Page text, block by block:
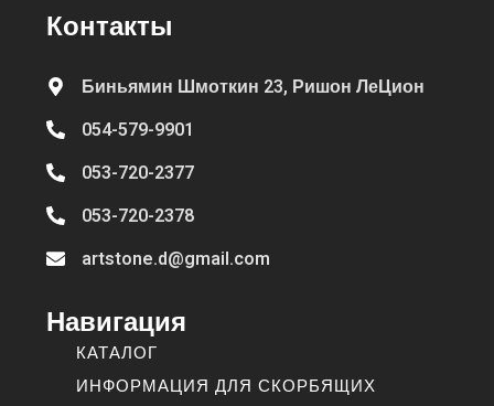
Контакты
Биньямин Шмоткин 23, Ришон ЛеЦион
054-579-9901
053-720-2377
053-720-2378
artstone.d@gmail.com
Навигация
КАТАЛОГ
ИНФОРМАЦИЯ ДЛЯ СКОРБЯЩИХ